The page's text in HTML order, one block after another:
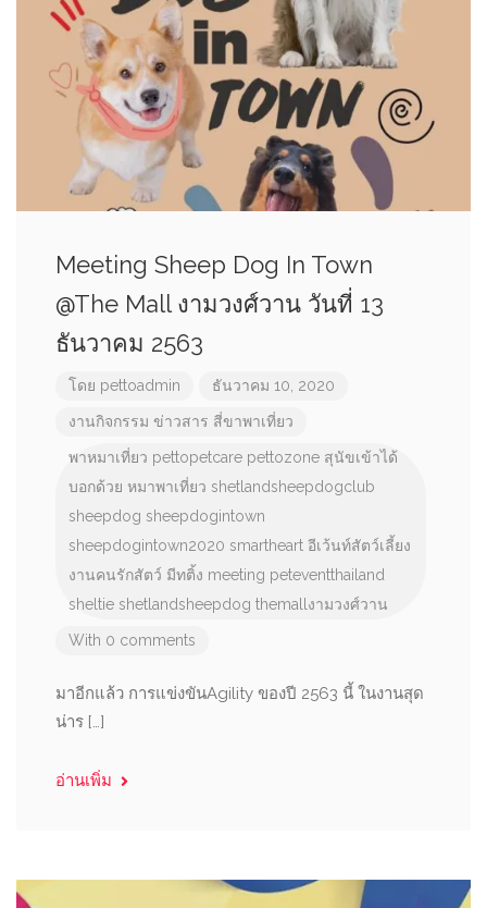
Meeting Sheep Dog In Town
@The Mall งามวงศ์วาน วันที่ 13
ธันวาคม 2563
โดย pettoadmin ธันวาคม 10, 2020
งานกิจกรรม ข่าวสาร สี่ขาพาเที่ยว
พาหมาเที่ยว pettopetcare pettozone สุนัขเข้าได้
บอกด้วย หมาพาเที่ยว shetlandsheepdogclub
sheepdog sheepdogintown
sheepdogintown2020 smartheart อีเว้นท์สัตว์เลี้ยง
งานคนรักสัตว์ มีทติ้ง meeting peteventthailand
sheltie shetlandsheepdog themallงามวงศ์วาน
With 0 comments
มาอีกแล้ว การแข่งขันAgility ของปี 2563 นี้ ในงานสุด
น่าร […]
อ่านเพิ่ม